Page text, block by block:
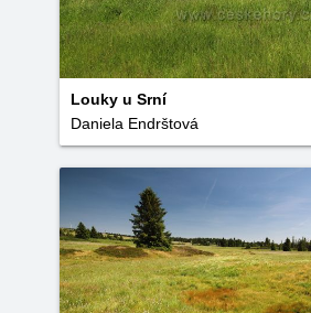
Louky u Srní
Daniela Endrštová